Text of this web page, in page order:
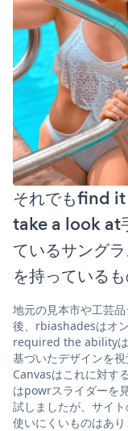
それでもfind
take a look at
ているサング
を持っている
地元の見本市や工芸
後、rbiashadesはオ
required the abilityは
基づいたデザインを
Canvasはこれに対す
はpowrスライダー
試しましたが、サイ
使いにくいものはあり